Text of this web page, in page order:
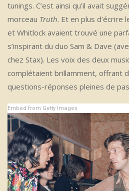
tunings. C’est ainsi qu’il avait
morceau Truth. Et en plus d’écrire
et Whitlock avaient trouvé une
s’inspirant du duo Sam & Dave
chez Stax). Les voix des deux
complétaient brillamment, offrant
questions-réponses pleines de
Embed from Getty Images